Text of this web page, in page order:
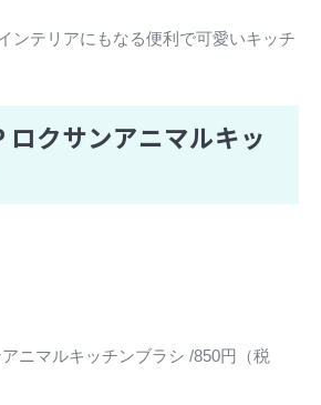
ンテリアにもなる便利で可愛いキッチ
クサンアニマルキッ
ニマルキッチンブラシ /850円（税